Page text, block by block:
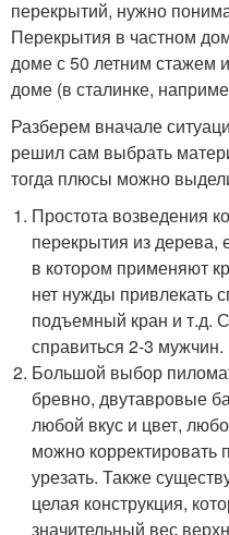
перекрытий, нужно
Перекрытия в частном
доме с 50 летним стажем
доме (в сталинке,
Разберем вначале
решил сам выбрать
тогда плюсы можно
Простота возведения
перекрытия из дерева,
в котором применяют
нет нужды привлекать
подъемный кран и т.д.
справиться 2-3 мужчин.
Большой выбор
бревно, двутавровые
любой вкус и цвет,
можно корректировать
урезать. Также
целая конструкция,
значительный вес